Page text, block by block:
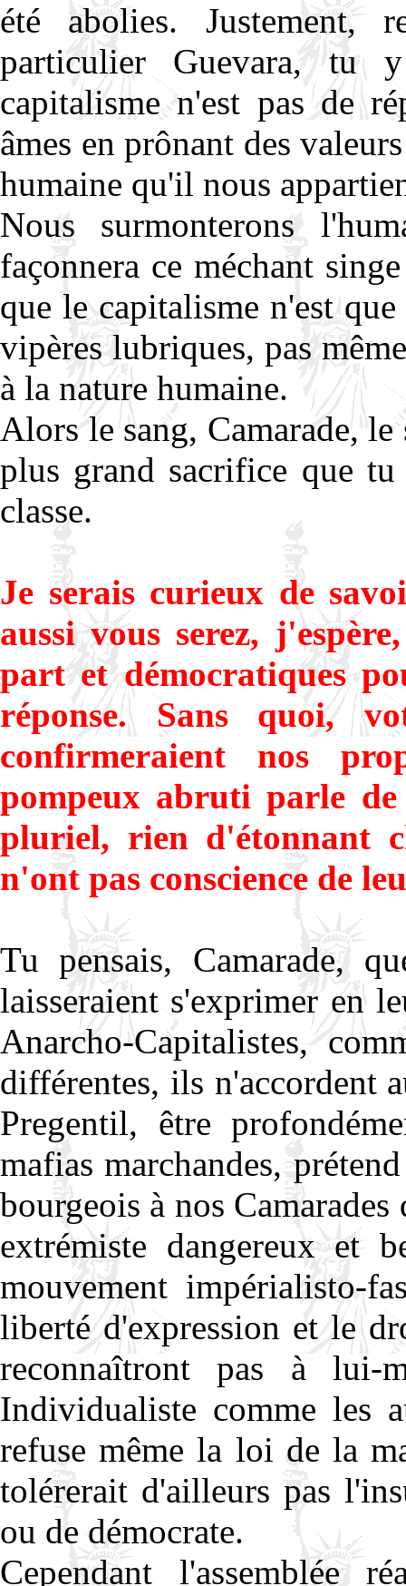
été abolies. Justement,
particulier Guevara, tu
capitalisme n'est pas de
âmes en prônant des
humaine qu'il nous
Nous surmonterons
façonnera ce méchant
que le capitalisme n'est
vipères lubriques, pas
à la nature humaine.
Alors le sang, Camarade,
plus grand sacrifice que
classe.
Je serais curieux de
aussi vous serez,
part et démocratiques
réponse. Sans quoi,
confirmeraient nos
pompeux abruti parle
pluriel, rien d'étonnant
n'ont pas conscience de
Tu pensais, Camarade,
laisseraient s'exprimer en
Anarcho-Capitalistes,
différentes, ils n'accordent
Pregentil, être
mafias marchandes,
bourgeois à nos
extrémiste dangereux et
mouvement impérialisto-
liberté d'expression et le
reconnaîtront pas à lui-
Individualiste comme les
refuse même la loi de la
tolérerait d'ailleurs pas
ou de démocrate.
Cependant l'assemblée